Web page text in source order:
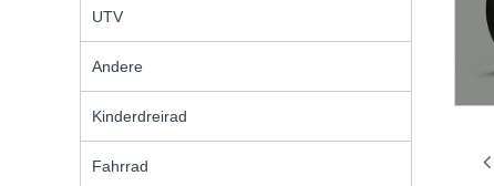
UTV
Andere
Kinderdreirad
Fahrrad